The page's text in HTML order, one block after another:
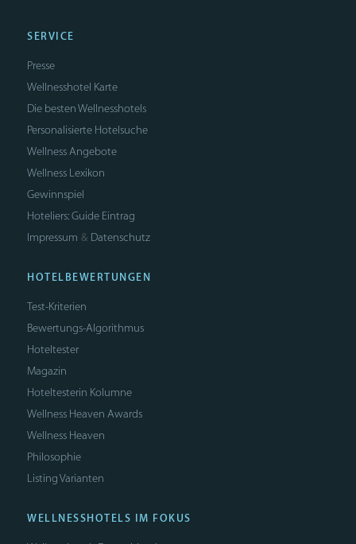
SERVICE
Presse
Wellnesshotel Karte
Die besten Wellnesshotels
Personalisierte Hotelsuche
Wellness Angebote
Wellness Lexikon
Gewinnspiel
Hoteliers: Guide Eintrag
Impressum & Datenschutz
HOTELBEWERTUNGEN
Test-Kriterien
Bewertungs-Algorithmus
Hoteltester
Magazin
Hoteltesterin Kolumne
Wellness Heaven Awards
Wellness Heaven
Philosophie
Listing Varianten
WELLNESSHOTELS IM FOKUS